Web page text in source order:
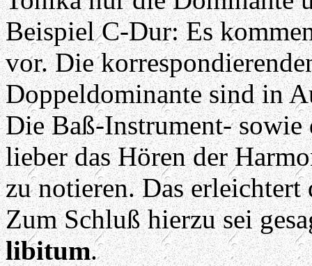
Beispiel C-Dur: Es
vor. Die
Doppeldominante sind in
Die Baß-Instrument-
lieber das Hören der
zu notieren. Das erleichtert
Zum Schluß hierzu sei
libitum.